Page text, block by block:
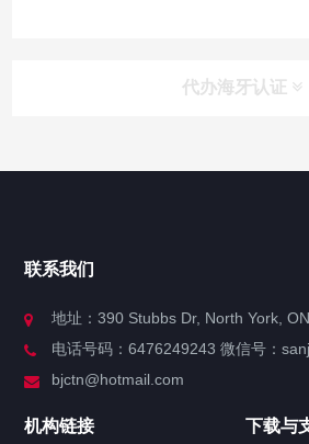
代办海牙认证
服务分类
联系我们
地址：390 Stubbs Dr, North York,
电话号码：6476249243 微信号：
bjctn@hotmail.com
机构链接 下载与